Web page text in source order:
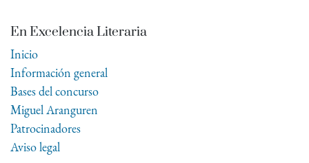
En Excelencia Literaria
Inicio
Información general
Bases del concurso
Miguel Aranguren
Patrocinadores
Aviso legal